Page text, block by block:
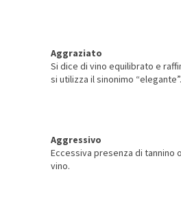
Aggraziato
Si dice di vino equilibrato e
si utilizza il sinonimo “elegante”.
Aggressivo
Eccessiva presenza di tannino
vino.